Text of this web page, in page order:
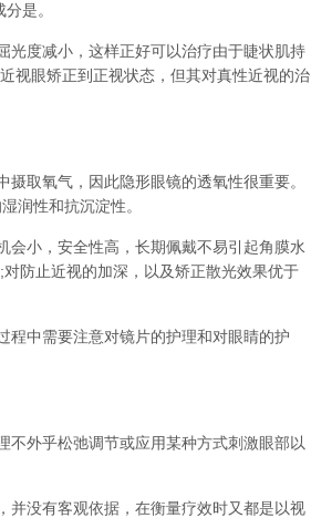
是。
度减小，这样正好可以治疗由于睫状肌持
视眼矫正到正视状态，但其对真性近视的治
取氧气，因此隐形眼镜的透氧性很重要。
润性和抗沉淀性。
小，安全性高，长期佩戴不易引起角膜水
防止近视的加深，以及矫正散光效果优于
中需要注意对镜片的护理和对眼睛的护
外乎松弛调节或应用某种方式刺激眼部以
没有客观依据，在衡量疗效时又都是以视